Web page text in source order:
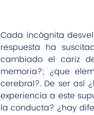
Cada incógnita
respuesta ha
cambiado el cariz
memoria?; ¿que
cerebral?. De ser así
experiencia a este
la conducta? ¿hay